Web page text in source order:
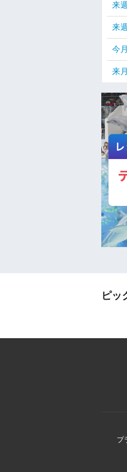
来週
来
今月
来月
ピッ
プ